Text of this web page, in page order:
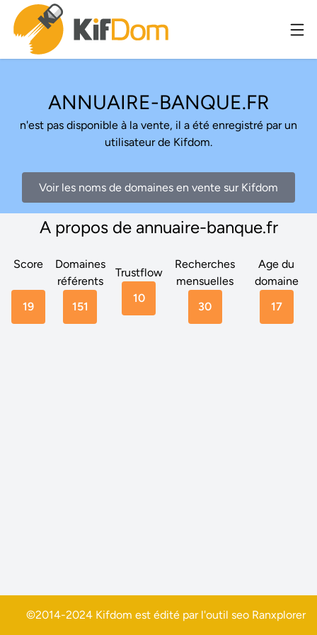
ANNUAIRE-BANQUE.FR
n'est pas disponible à la vente, il a été enregistré par un
utilisateur de Kifdom.
Voir les noms de domaines en vente sur Kifdom
A propos de annuaire-banque.fr
Score
19
Domaines
référents
151
Trustflow
10
Recherches
mensuelles
30
Age du
domaine
17
©2014-2024 Kifdom est édité par l'outil seo Ranxplorer